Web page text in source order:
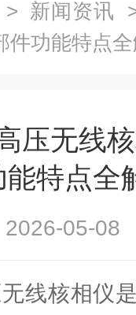
> 新闻资讯
件功能特点
压无线
能特点全
2026-05-
核相仪是